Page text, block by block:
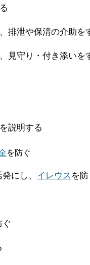
排泄や保清の介助を
見守り・付き添いを
説明する
を防ぐ
にし、 イレウス を
ぐ